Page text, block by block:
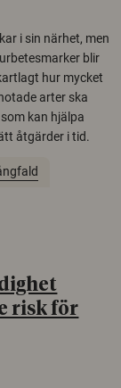
i sin närhet, men
blir
hur mycket
arter ska
kan hjälpa
åtgärder i tid.
risk för